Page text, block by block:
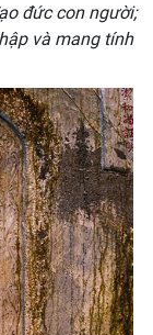
đức con người;
và mang tính